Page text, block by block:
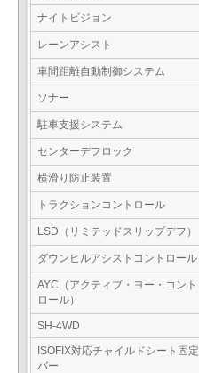
ナイトビジョン
レーンアシスト
車間距離自動制御システム
ソナー
駐車支援システム
センターデフロック
横滑り防止装置
トラクションコントロール
LSD（リミテッドスリップデフ）
ダウンヒルアシストコントロール
AYC（アクティブ・ヨー・コント
ロール）
SH-4WD
ISOFIX対応チャイルドシート固定
バー